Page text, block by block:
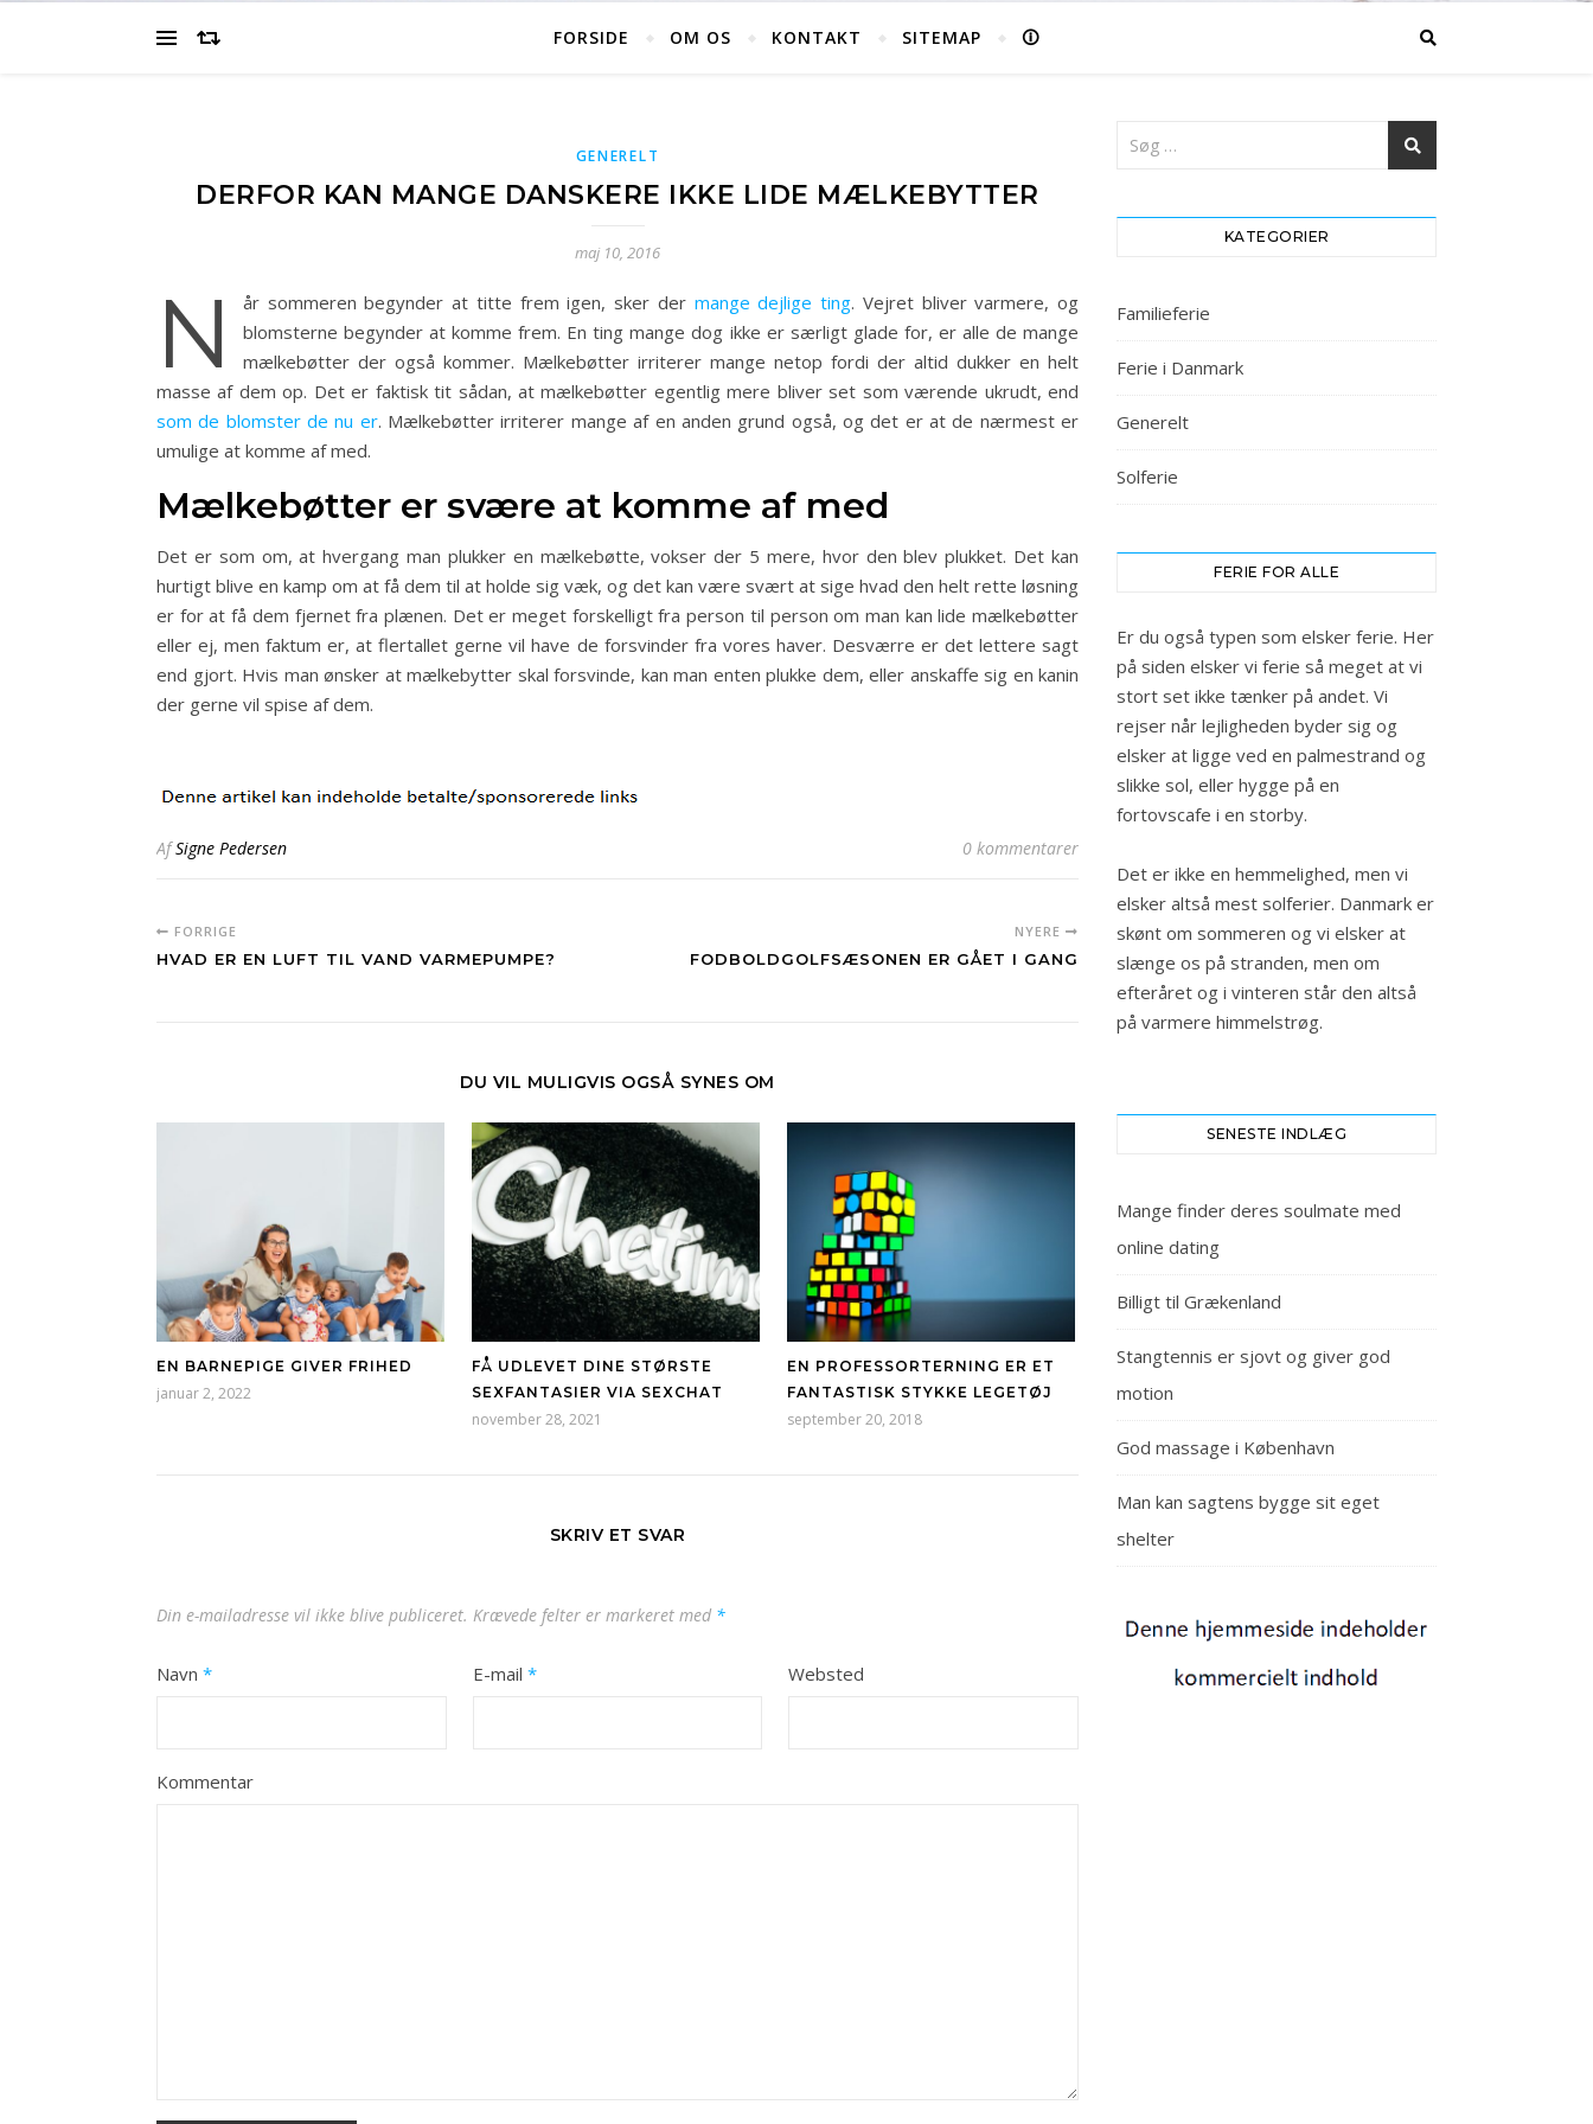
FORSIDE OM OS KONTAKT SITEMAP 🛈
GENERELT
DERFOR KAN MANGE DANSKERE IKKE LIDE MÆLKEBYTTER
maj 10, 2016
N år sommeren begynder at titte frem igen, sker der mange dejlige ting. Vejret bliver varmere, og
blomsterne begynder at komme frem. En ting mange dog ikke er særligt glade for, er alle de mange
mælkebøtter der også kommer. Mælkebøtter irriterer mange netop fordi der altid dukker en helt
masse af dem op. Det er faktisk tit sådan, at mælkebøtter egentlig mere bliver set som værende ukrudt, end
som de blomster de nu er. Mælkebøtter irriterer mange af en anden grund også, og det er at de nærmest er
umulige at komme af med.
Mælkebøtter er svære at komme af med
Det er som om, at hvergang man plukker en mælkebøtte, vokser der 5 mere, hvor den blev plukket. Det kan
hurtigt blive en kamp om at få dem til at holde sig væk, og det kan være svært at sige hvad den helt rette løsning
er for at få dem fjernet fra plænen. Det er meget forskelligt fra person til person om man kan lide mælkebøtter
eller ej, men faktum er, at flertallet gerne vil have de forsvinder fra vores haver. Desværre er det lettere sagt
end gjort. Hvis man ønsker at mælkebytter skal forsvinde, kan man enten plukke dem, eller anskaffe sig en kanin
der gerne vil spise af dem.
AfSigne Pedersen 0 kommentarer
FORRIGE
HVAD ER EN LUFT TIL VAND VARMEPUMPE?
NYERE
FODBOLDGOLFSÆSONEN ER GÅET I GANG
DU VIL MULIGVIS OGSÅ SYNES OM
EN BARNEPIGE GIVER FRIHED
januar 2, 2022
FÅ UDLEVET DINE STØRSTE
SEXFANTASIER VIA SEXCHAT
november 28, 2021
EN PROFESSORTERNING ER ET
FANTASTISK STYKKE LEGETØJ
september 20, 2018
SKRIV ET SVAR
Din e-mailadresse vil ikke blive publiceret. Krævede felter er markeret med *
Navn * E-mail * Websted
Kommentar
KATEGORIER
Familieferie
Ferie i Danmark
Generelt
Solferie
FERIE FOR ALLE
Er du også typen som elsker ferie. Her
på siden elsker vi ferie så meget at vi
stort set ikke tænker på andet. Vi
rejser når lejligheden byder sig og
elsker at ligge ved en palmestrand og
slikke sol, eller hygge på en
fortovscafe i en storby.
Det er ikke en hemmelighed, men vi
elsker altså mest solferier. Danmark er
skønt om sommeren og vi elsker at
slænge os på stranden, men om
efteråret og i vinteren står den altså
på varmere himmelstrøg.
SENESTE INDLÆG
Mange finder deres soulmate med
online dating
Billigt til Grækenland
Stangtennis er sjovt og giver god
motion
God massage i København
Man kan sagtens bygge sit eget
shelter